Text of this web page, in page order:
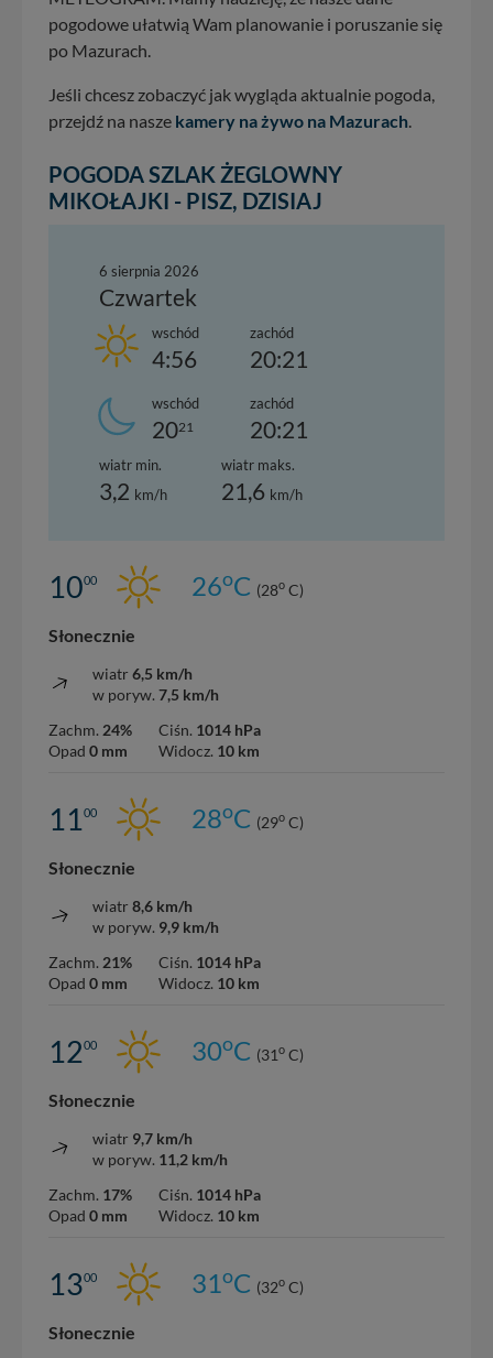
pogodowe ułatwią Wam planowanie i poruszanie się
po Mazurach.
Jeśli chcesz zobaczyć jak wygląda aktualnie pogoda,
przejdź na nasze kamery na żywo na Mazurach.
POGODA SZLAK ŻEGLOWNY
MIKOŁAJKI - PISZ, DZISIAJ
6 sierpnia 2026
Czwartek
wschód
4:56
zachód
20:21
wschód
2021
zachód
20:21
wiatr min.
3,2 km/h
wiatr maks.
21,6 km/h
1000 26oC (28o C)
Słonecznie
wiatr 6,5 km/h
w poryw. 7,5 km/h
Zachm. 24%
Opad 0 mm
Ciśn. 1014 hPa
Widocz. 10 km
1100 28oC (29o C)
Słonecznie
wiatr 8,6 km/h
w poryw. 9,9 km/h
Zachm. 21%
Opad 0 mm
Ciśn. 1014 hPa
Widocz. 10 km
1200 30oC (31o C)
Słonecznie
wiatr 9,7 km/h
w poryw. 11,2 km/h
Zachm. 17%
Opad 0 mm
Ciśn. 1014 hPa
Widocz. 10 km
1300 31oC (32o C)
Słonecznie